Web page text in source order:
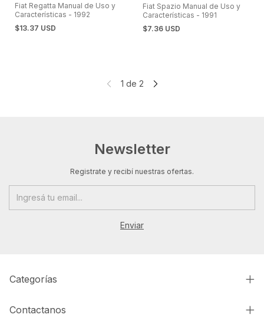
Fiat Regatta Manual de Uso y
Características - 1992
$13.37 USD
Fiat Spazio Manual de Uso y
Características - 1991
$7.36 USD
1 de 2
Newsletter
Registrate y recibí nuestras ofertas.
Categorías
Contactanos